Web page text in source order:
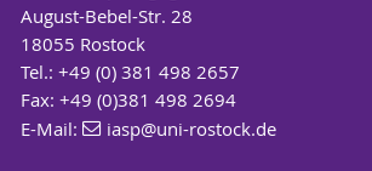
August-Bebel-Str. 28
18055 Rostock
Tel.: +49 (0) 381 498 2657
Fax: +49 (0)381 498 2694
E-Mail:
iasp@uni-rostock.de